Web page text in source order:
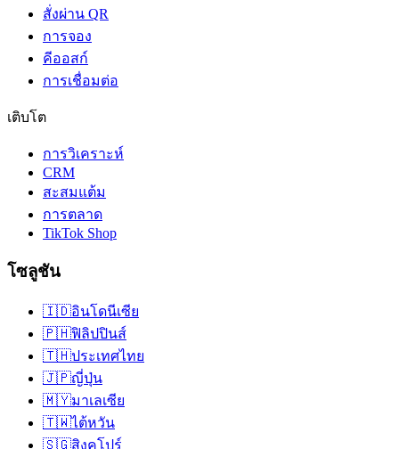
สั่งผ่าน QR
การจอง
คีออสก์
การเชื่อมต่อ
เติบโต
การวิเคราะห์
CRM
สะสมแต้ม
การตลาด
TikTok Shop
โซลูชัน
🇮🇩อินโดนีเซีย
🇵🇭ฟิลิปปินส์
🇹🇭ประเทศไทย
🇯🇵ญี่ปุ่น
🇲🇾มาเลเซีย
🇹🇼ไต้หวัน
🇸🇬สิงคโปร์